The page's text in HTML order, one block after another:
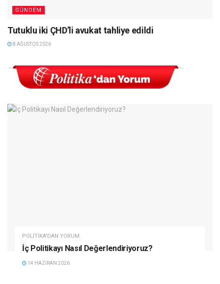
GÜNDEM
Tutuklu iki ÇHD’li avukat tahliye edildi
8 AĞUSTOS 2026
POLITIKA'DAN YORUM
İç Politikayı Nasıl Değerlendiriyoruz?
14 HAZIRAN 2026